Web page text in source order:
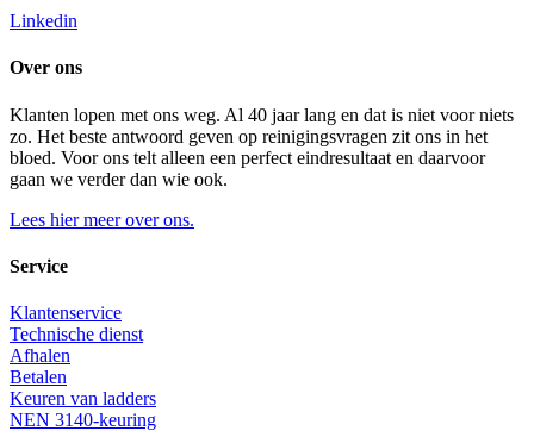
Linkedin
Over ons
Klanten lopen met ons weg. Al 40 jaar lang en dat is niet voor niets
zo. Het beste antwoord geven op reinigingsvragen zit ons in het
bloed. Voor ons telt alleen een perfect eindresultaat en daarvoor
gaan we verder dan wie ook.
Lees hier meer over ons.
Service
Klantenservice
Technische dienst
Afhalen
Betalen
Keuren van ladders
NEN 3140-keuring